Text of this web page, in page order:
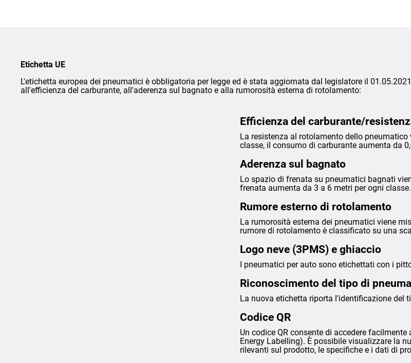
Etichetta UE
L'etichetta europea dei pneumatici è obbligatoria per legge ed è stata aggiornata dal legislatore il
all'efficienza del carburante, all'aderenza sul bagnato e alla rumorosità esterna di rotolamento:
Efficienza del carburante/
La resistenza al rotolamento dello
classe, il consumo di carburante aumenta da
Aderenza sul bagnato
Lo spazio di frenata su pneumatici bagnati
frenata aumenta da 3 a 6 metri per ogni classe.
Rumore esterno di rotolamento
La rumorosità esterna dei pneumatici viene
rumore di rotolamento è classificato su una
Logo neve (3PMS) e ghiaccio
I pneumatici per auto sono etichettati con i
Riconoscimento del tipo di
La nuova etichetta riporta l'identificazione del
Codice QR
Un codice QR consente di accedere
Energy Labelling). È possibile visualizzare la
rilevanti sul prodotto, le specifiche e i dati di